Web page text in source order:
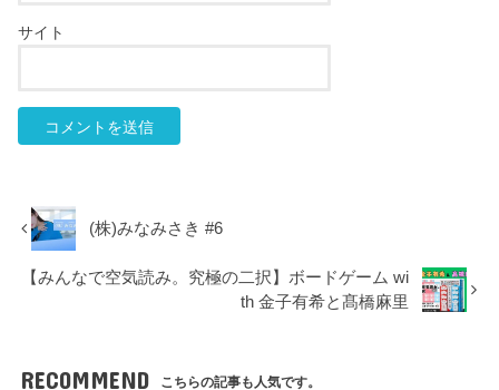
サイト
(株)みなみさき #6
【みんなで空気読み。究極の二択】ボードゲーム wi
th 金子有希と髙橋麻里
RECOMMEND こちらの記事も人気です。